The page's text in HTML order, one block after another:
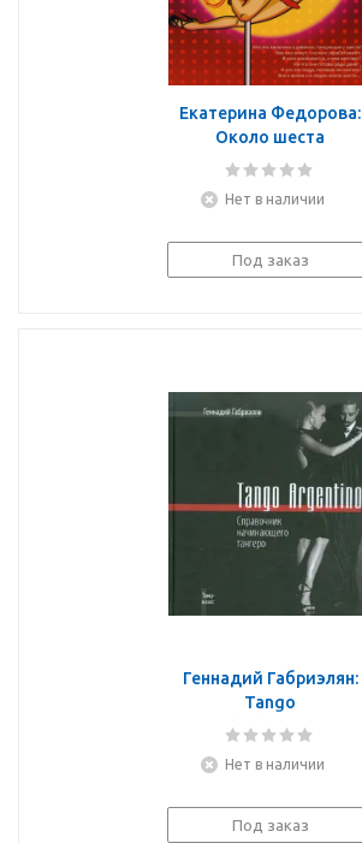
Екатерина Федорова:
Около шеста
Нет в наличии
Под заказ
Геннадий Габриэлян:
Tango
Argentino\Справочник
Нет в наличии
Под заказ